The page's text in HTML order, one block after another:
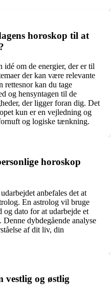
horoskop til at
idé om de energier, der er til
der kan være relevante
rettesnor kan du tage
og hensyntagen til de
der ligger foran dig. Det
kun er en vejledning og
og logiske tænkning.
horoskop
anbefales det at
En astrolog vil bruge
dato for at udarbejde et
dybdegående analyse
af dit liv, din
vestlig og østlig